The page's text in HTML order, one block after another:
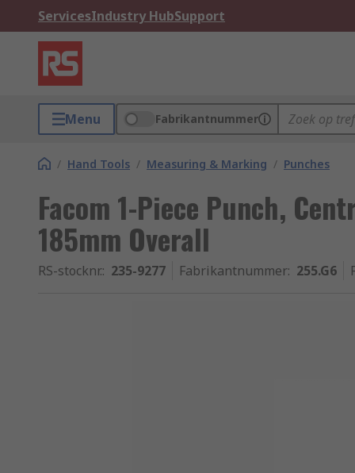
ServicesIndustry HubSupport
Menu Fabrikantnummer
/ Hand Tools / Measuring & Marking / Punches
Facom 1-Piece Punch,
185mm Overall
RS-stocknr.: 235-9277 Fabrikantnummer: 255.G6